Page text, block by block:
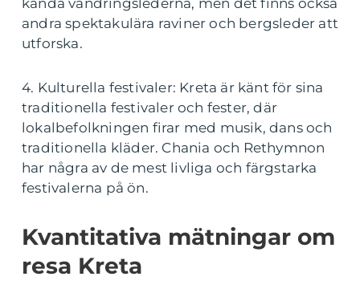
kända vandringslederna, men det finns också
andra spektakulära raviner och bergsleder att
utforska.
4. Kulturella festivaler: Kreta är känt för sina
traditionella festivaler och fester, där
lokalbefolkningen firar med musik, dans och
traditionella kläder. Chania och Rethymnon
har några av de mest livliga och färgstarka
festivalerna på ön.
Kvantitativa mätningar om
resa Kreta